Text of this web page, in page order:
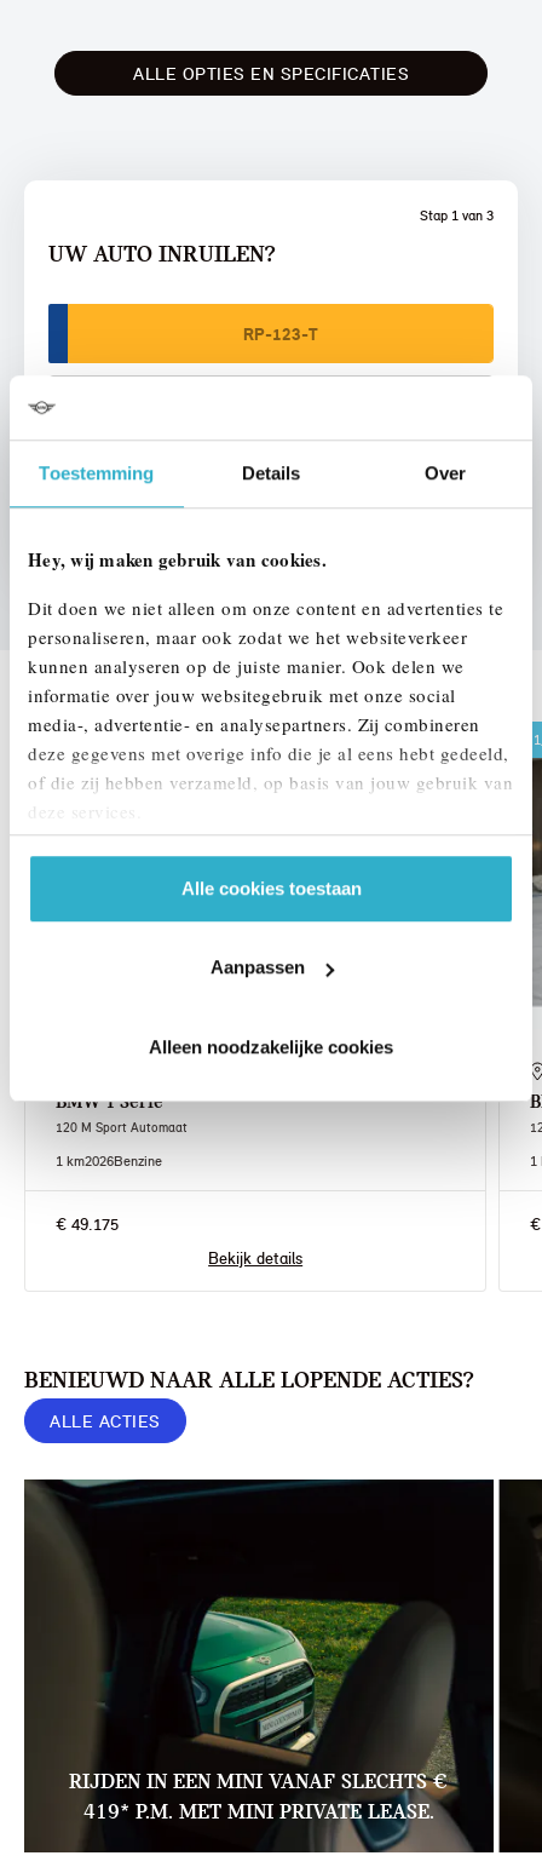
Toestemming Details Over
Hey, wij maken gebruik van cookies.
Dit doen we niet alleen om onze content en advertenties te
personaliseren, maar ook zodat we het websiteverkeer
kunnen analyseren op de juiste manier. Ook delen we
informatie over jouw websitegebruik met onze social
media-, advertentie- en analysepartners. Zij combineren
deze gegevens met overige info die je al eens hebt gedeeld,
of die zij hebben verzameld, op basis van jouw gebruik van
deze services.
Alle cookies toestaan
Aanpassen
Alleen noodzakelijke cookies
Stap 1 van 3
UW AUTO INRUILEN?
VOORSTEL AANVRAGEN
ALLE OPTIES EN SPECIFICATIES
DEZE ZIJN VERGELIJKBAAR
BMW 1 Serie
120 M Sport Automaat
1 km2026Benzine
€ 49.175
Bekijk details
1
BENIEUWD NAAR ALLE LOPENDE ACTIES?
ALLE ACTIES
RIJDEN IN EEN MINI VANAF SLECHTS €
419* P.M. MET MINI PRIVATE LEASE.